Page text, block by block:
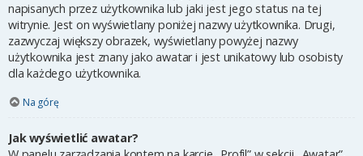
napisanych przez użytkownika lub jaki jest jego status na tej
witrynie. Jest on wyświetlany poniżej nazwy użytkownika. Drugi,
zazwyczaj większy obrazek, wyświetlany powyżej nazwy
użytkownika jest znany jako awatar i jest unikatowy lub osobisty
dla każdego użytkownika.
Na górę
Jak wyświetlić awatar?